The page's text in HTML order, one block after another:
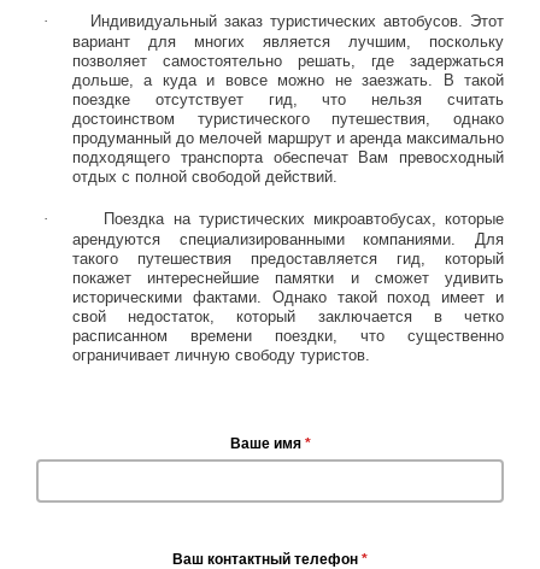
·
Индивидуальный заказ туристических автобусов. Этот
вариант для многих является лучшим, поскольку
позволяет самостоятельно решать, где задержаться
дольше, а куда и вовсе можно не заезжать. В такой
поездке отсутствует гид, что нельзя считать
достоинством туристического путешествия, однако
продуманный до мелочей маршрут и аренда максимально
подходящего транспорта обеспечат Вам превосходный
отдых с полной свободой действий.
·
Поездка на туристических микроавтобусах, которые
арендуются специализированными компаниями. Для
такого путешествия предоставляется гид, который
покажет интереснейшие памятки и сможет удивить
историческими фактами. Однако такой поход имеет и
свой недостаток, который заключается в четко
расписанном времени поездки, что существенно
ограничивает личную свободу туристов.
Ваше имя *
Ваш контактный телефон *